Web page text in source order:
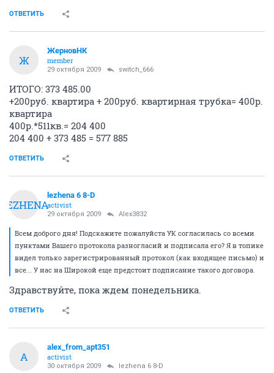
ОТВЕТИТЬ
Ж
ЖерновНК
member
29 октября 2009 switch_666
ИТОГО: 373 485.00
+200руб. квартира + 200руб. квартирная трубка= 400р.
квартира
400р.*511кв.= 204 400
204 400 + 373 485 = 577 885
ОТВЕТИТЬ
LEZHENA
lezhena 6 8-D
activist
29 октября 2009 Alex3832
Всем доброго дня! Подскажите пожалуйста УК согласилась со всеми
пунктами Вашего протокола разногласий и подписала его? Я в топике
видел только зарегистрированный протокол (как входящее письмо) и
все... У нас на Широкой еще предстоит подписание такого договора.
Здравствуйте, пока ждем понедельника.
ОТВЕТИТЬ
A
alex_from_apt351
activist
30 октября 2009 lezhena 6 8-D